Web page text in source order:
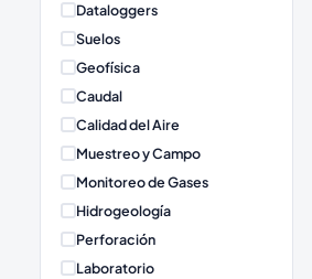
Dataloggers
Suelos
Geofísica
Caudal
Calidad del Aire
Muestreo y Campo
Monitoreo de Gases
Hidrogeología
Perforación
Laboratorio